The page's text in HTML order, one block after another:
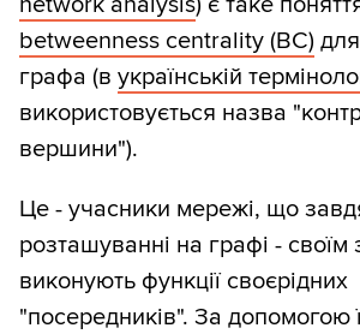
betweenness centrality (BC)
графа (в українській
використовується назва
вершини").
Це - учасники мережі, що
розташуванні на графі - своїм
виконують функції своєрідних
"посередників". За допомогою